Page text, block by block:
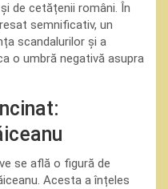
de cetățenii români. În
semnificativ, un
scandalurilor și a
o umbră negativă asupra
se află o figură de
Acesta a înțeles